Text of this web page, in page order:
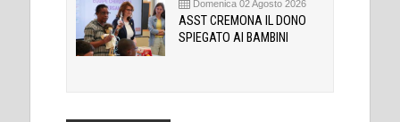
Domenica 02 Agosto 2026
ASST CREMONA IL DONO
SPIEGATO AI BAMBINI